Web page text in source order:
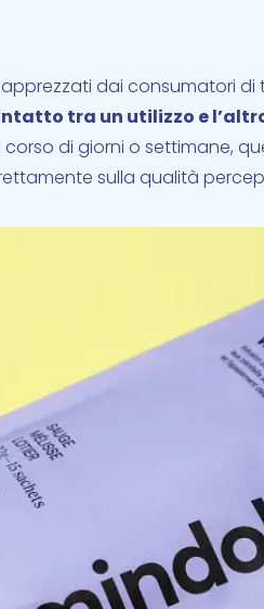
dai consumatori
tra un utilizzo e
di giorni o settimane,
sulla qualità